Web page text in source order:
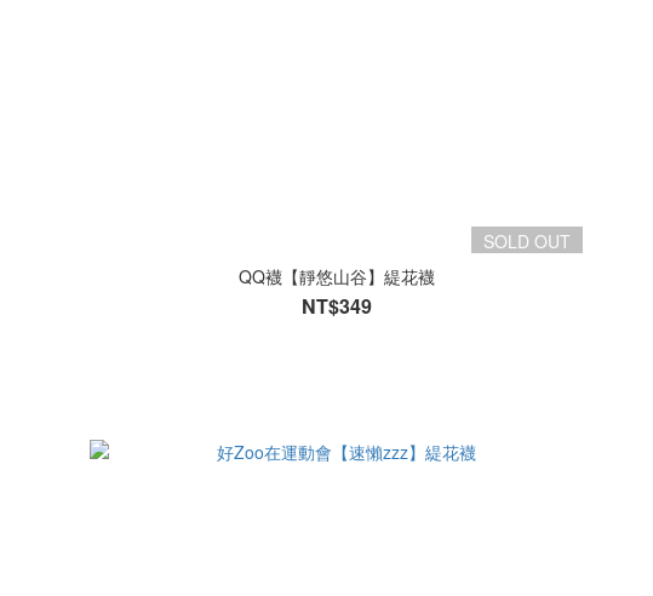
SOLD OUT
QQ襪【靜悠山谷】緹花襪
NT$349